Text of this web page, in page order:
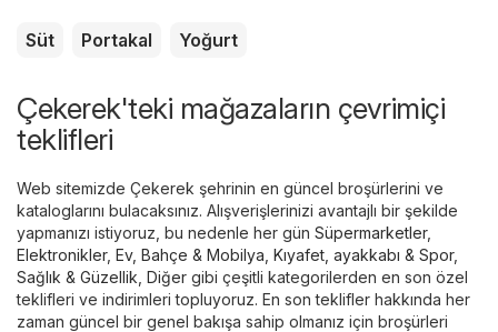
Süt Portakal Yoğurt
Çekerek'teki mağazaların çevrimiçi
teklifleri
Web sitemizde Çekerek şehrinin en güncel broşürlerini ve
kataloglarını bulacaksınız. Alışverişlerinizi avantajlı bir şekilde
yapmanızı istiyoruz, bu nedenle her gün Süpermarketler,
Elektronikler, Ev, Bahçe & Mobilya Kıyafet, ayakkabı & Spor,
Sağlık & Güzellik Diğer gibi çeşitli kategorilerden en son özel
teklifleri ve indirimleri topluyoruz. En son teklifler hakkında her
zaman güncel bir genel bakışa sahip olmanız için broşürleri